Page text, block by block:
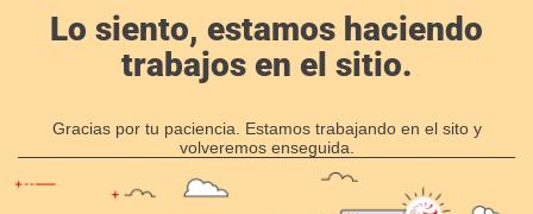
Lo siento, estamos haciendo
trabajos en el sitio.
Gracias por tu paciencia. Estamos trabajando en el sito y
volveremos enseguida.